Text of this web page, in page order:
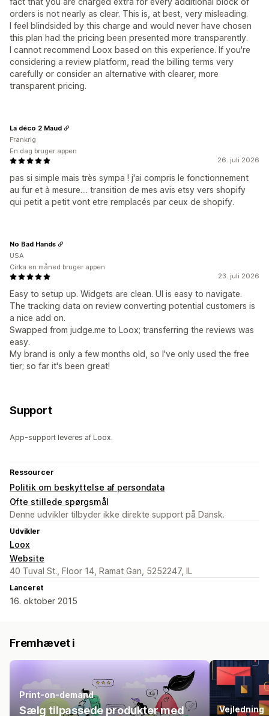
orders is not nearly as clear. This is, at best, very misleading.
I feel blindsided by this charge and would never have chosen
this plan had the pricing been presented more transparently.
I cannot recommend Loox based on this experience. If you're
considering a review platform, read the billing terms very
carefully or consider an alternative with clearer, more
transparent pricing.
26. juli 2026
pas si simple mais très sympa ! j'ai compris le fonctionnement
au fur et à mesure.... transition de mes avis etsy vers shopify
qui petit a petit vont etre remplacés par ceux de shopify.
La déco 2 Maud
Frankrig
En dag bruger appen
23. juli 2026
Easy to setup up. Widgets are clean. UI is easy to navigate.
The tracking data on review converting potential customers is
a nice add on.
Swapped from judge.me to Loox; transferring the reviews was
easy.
My brand is only a few months old, so I've only used the free
tier; so far it's been great!
No Bad Hands
USA
Cirka en måned bruger appen
Support
App-support leveres af Loox.
Ressourcer
Politik om beskyttelse af persondata
Ofte stillede spørgsmål
Denne udvikler tilbyder ikke direkte support på Dansk.
Udvikler
Loox
Website
40 Tuval St., Floor 14, Ramat Gan, 5252247, IL
Lanceret
16. oktober 2015
Fremhævet i
Print-on-demand
Sælg tilpassede produkter med
Vejledning